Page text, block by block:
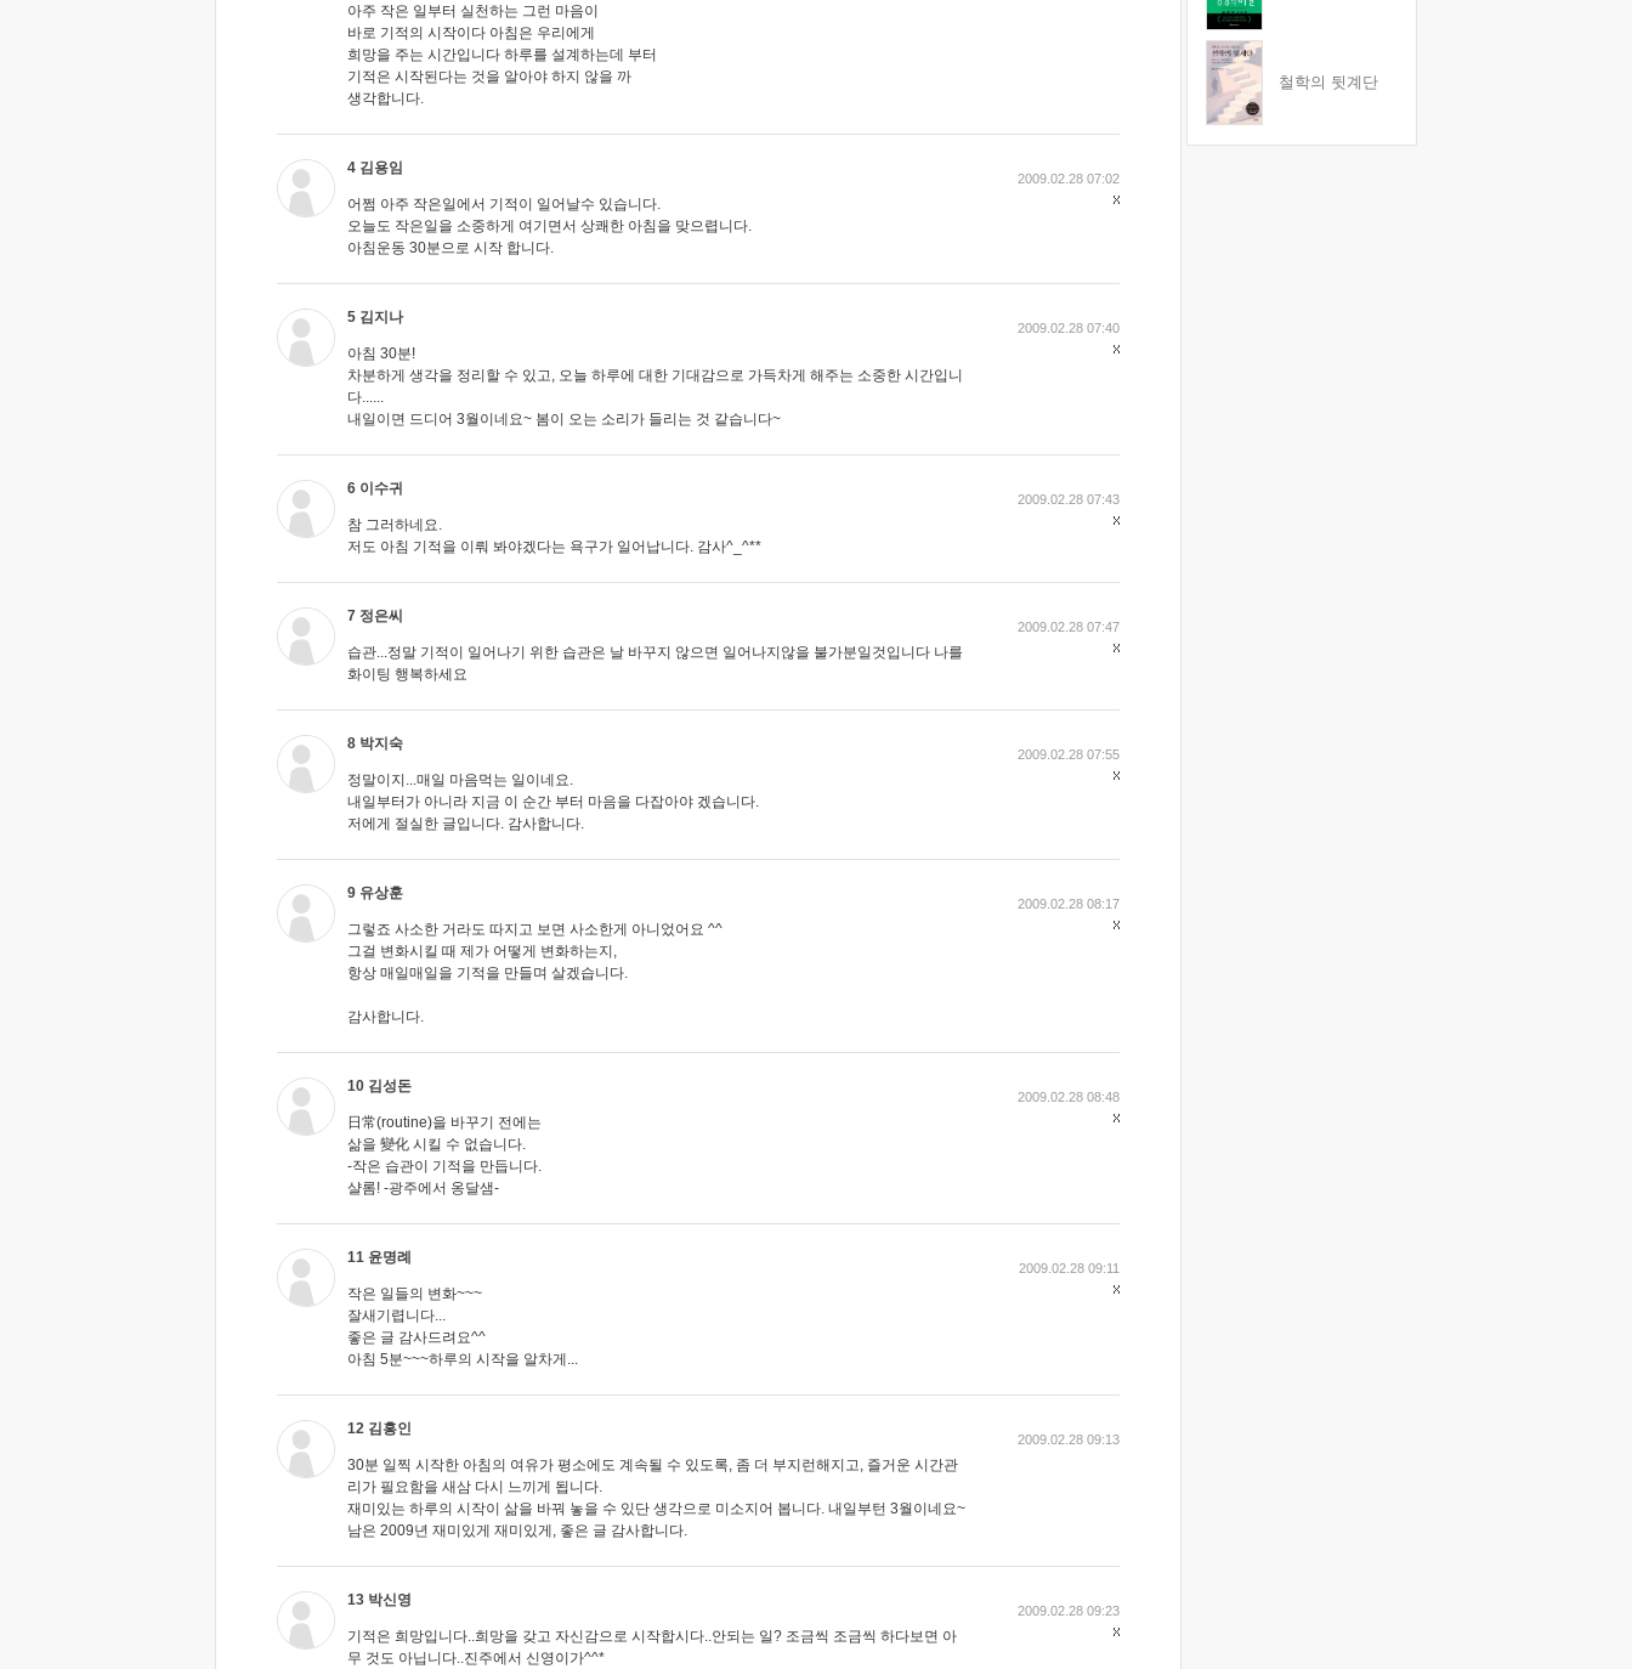
아주 작은 일부터 실천하는 그런 마음이
바로 기적의 시작이다 아침은 우리에게
희망을 주는 시간입니다 하루를 설계하는데 부터
기적은 시작된다는 것을 알아야 하지 않을 까
생각합니다.
4 김용임
어쩜 아주 작은일에서 기적이 일어날수 있습니다.
오늘도 작은일을 소중하게 여기면서 상쾌한 아침을 맞으렵니다.
아침운동 30분으로 시작 합니다.
2009.02.28 07:02
5 김지나
아침 30분!
차분하게 생각을 정리할 수 있고, 오늘 하루에 대한 기대감으로 가득차게 해주는 소중한 시간입니
다......
내일이면 드디어 3월이네요~ 봄이 오는 소리가 들리는 것 같습니다~
2009.02.28 07:40
6 이수귀
참 그러하네요.
저도 아침 기적을 이뤄 봐야겠다는 욕구가 일어납니다. 감사^_^**
2009.02.28 07:43
7 정은씨
습관...정말 기적이 일어나기 위한 습관은 날 바꾸지 않으면 일어나지않을 불가분일것입니다 나를
화이팅 행복하세요
2009.02.28 07:47
8 박지숙
정말이지...매일 마음먹는 일이네요.
내일부터가 아니라 지금 이 순간 부터 마음을 다잡아야 겠습니다.
저에게 절실한 글입니다. 감사합니다.
2009.02.28 07:55
9 유상훈
그렇죠 사소한 거라도 따지고 보면 사소한게 아니었어요 ^^
그걸 변화시킬 때 제가 어떻게 변화하는지,
항상 매일매일을 기적을 만들며 살겠습니다.
감사합니다.
2009.02.28 08:17
10 김성돈
日常(routine)을 바꾸기 전에는
삶을 變化 시킬 수 없습니다.
-작은 습관이 기적을 만듭니다.
샬롬! -광주에서 옹달샘-
2009.02.28 08:48
11 윤명례
작은 일들의 변화~~~
잘새기렵니다...
좋은 글 감사드려요^^
아침 5분~~~하루의 시작을 알차게...
2009.02.28 09:11
12 김홍인
30분 일찍 시작한 아침의 여유가 평소에도 계속될 수 있도록, 좀 더 부지런해지고, 즐거운 시간관
리가 필요함을 새삼 다시 느끼게 됩니다.
재미있는 하루의 시작이 삶을 바꿔 놓을 수 있단 생각으로 미소지어 봅니다. 내일부턴 3월이네요~
남은 2009년 재미있게 재미있게, 좋은 글 감사합니다.
2009.02.28 09:13
13 박신영
기적은 희망입니다..희망을 갖고 자신감으로 시작합시다..안되는 일? 조금씩 조금씩 하다보면 아
무 것도 아닙니다..진주에서 신영이가^^*
2009.02.28 09:23
철학의 뒷계단